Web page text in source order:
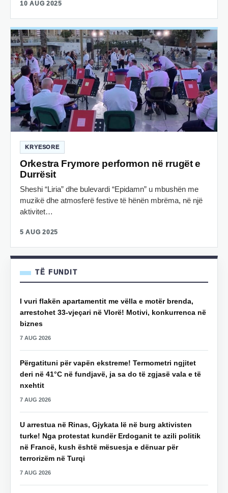
10 AUG 2025
KRYESORE
Orkestra Frymore performon në rrugët e
Durrësit
Sheshi “Liria” dhe bulevardi “Epidamn” u mbushën me
muzikë dhe atmosferë festive të hënën mbrëma, në një
aktivitet…
5 AUG 2025
TË FUNDIT
I vuri flakën apartamentit me vëlla e motër brenda,
arrestohet 33-vjeçari në Vlorë! Motivi, konkurrenca në
biznes
7 AUG 2026
Përgatituni për vapën ekstreme! Termometri ngjitet
deri në 41°C në fundjavë, ja sa do të zgjasë vala e të
nxehtit
7 AUG 2026
U arrestua në Rinas, Gjykata lë në burg aktivisten
turke! Nga protestat kundër Erdoganit te azili politik
në Francë, kush është mësuesja e dënuar për
terrorizëm në Turqi
7 AUG 2026